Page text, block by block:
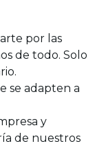
por las
de todo. Solo
se adapten a
y
de nuestros